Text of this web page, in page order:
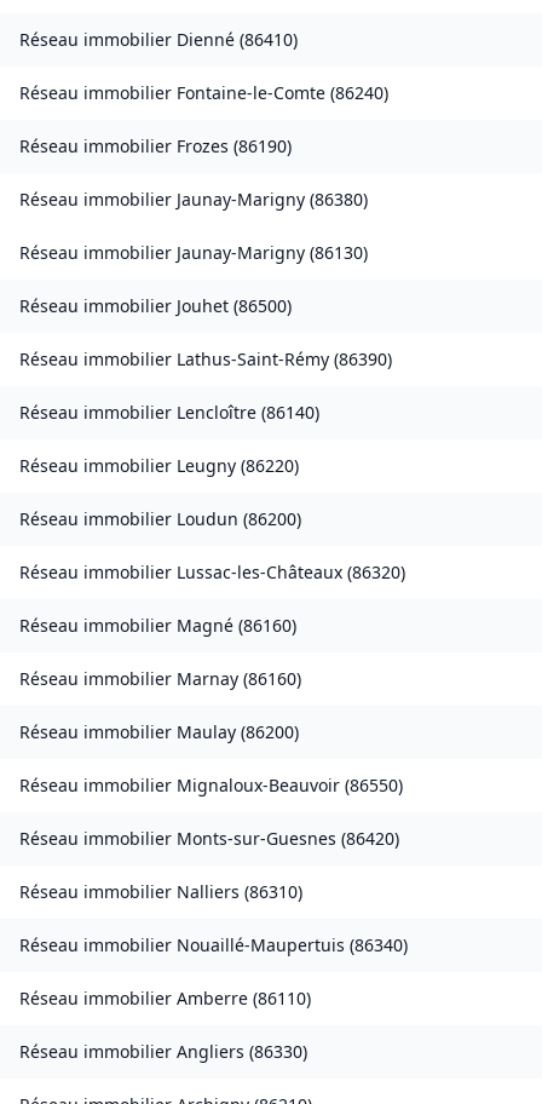
Réseau immobilier Dienné (86410)
Réseau immobilier Fontaine-le-Comte (86240)
Réseau immobilier Frozes (86190)
Réseau immobilier Jaunay-Marigny (86380)
Réseau immobilier Jaunay-Marigny (86130)
Réseau immobilier Jouhet (86500)
Réseau immobilier Lathus-Saint-Rémy (86390)
Réseau immobilier Lencloître (86140)
Réseau immobilier Leugny (86220)
Réseau immobilier Loudun (86200)
Réseau immobilier Lussac-les-Châteaux (86320)
Réseau immobilier Magné (86160)
Réseau immobilier Marnay (86160)
Réseau immobilier Maulay (86200)
Réseau immobilier Mignaloux-Beauvoir (86550)
Réseau immobilier Monts-sur-Guesnes (86420)
Réseau immobilier Nalliers (86310)
Réseau immobilier Nouaillé-Maupertuis (86340)
Réseau immobilier Amberre (86110)
Réseau immobilier Angliers (86330)